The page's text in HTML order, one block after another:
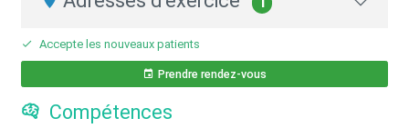
Accepte les nouveaux patients
Prendre rendez-vous
Compétences